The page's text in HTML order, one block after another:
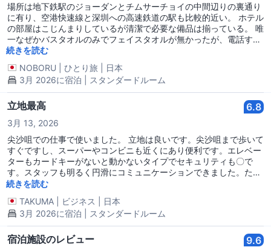
場所は地下鉄駅のジョーダンとチムサーチョイの中間辺りの裏通り
に有り、空港快速線と深圳への高速鉄道の駅も比較的近い。 ホテル
の部屋はこじんまりしているが清潔で必要な備品は揃っている。 唯
一なぜかバスタオルのみでフェイスタオルが無かったが、電話すれ
ば持ってきてくれたと思うが、とりあえず余ったバスタオルで何と
かした（笑）。
続きを読む
NOBORU
ひとり旅
日本
3月 2026に宿泊 | スタンダードルーム
立地最高 6.8
3月 13, 2026
尖沙咀での仕事で使いました。 立地は良いです。尖沙咀まで歩いて
すぐですし、スーパーやコンビニも近くにあり便利です。エレベー
ターもカードキーがないと動かないタイプでセキュリティも〇で
す。スタッフも明るく円滑にコミュニケーションできました。た
だ、トイレのペーパーが硬めで水が詰まってしまいました。ペーパ
ーの使いすぎ注意です。あと、3月でしたが空調が送風と冷房しか
なく、夜は部屋まで寒かったです。窓も見た感じ二重窓じゃないと
思います。昼間は暖かいです。 個人的には観光メインで宿泊費は抑
えたい人には最適だと思いました。
続きを読む
TAKUMA
ビジネス
日本
3月 2026に宿泊 | スタンダードルーム
宿泊施設のレビュー 9.6